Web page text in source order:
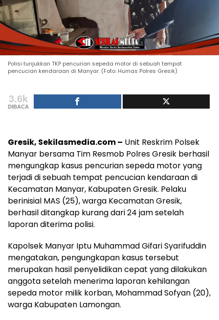
Polisi tunjukkan TKP pencurian sepeda motor di sebuah tempat
pencucian kendaraan di Manyar. (Foto: Humas Polres Gresik)
3.6k
DIBACA
Gresik, Sekilasmedia.com – Unit Reskrim Polsek
Manyar bersama Tim Resmob Polres Gresik berhasil
mengungkap kasus pencurian sepeda motor yang
terjadi di sebuah tempat pencucian kendaraan di
Kecamatan Manyar, Kabupaten Gresik. Pelaku
berinisial MAS (25), warga Kecamatan Gresik,
berhasil ditangkap kurang dari 24 jam setelah
laporan diterima polisi.
Kapolsek Manyar Iptu Muhammad Gifari Syarifuddin
mengatakan, pengungkapan kasus tersebut
merupakan hasil penyelidikan cepat yang dilakukan
anggota setelah menerima laporan kehilangan
sepeda motor milik korban, Mohammad Sofyan (20),
warga Kabupaten Lamongan.